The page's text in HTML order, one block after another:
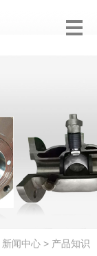
新闻中心 > 产品知识